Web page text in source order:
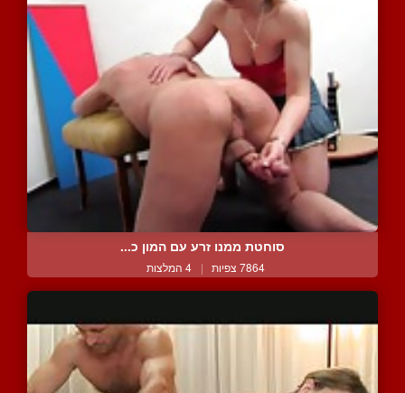
סוחטת ממנו זרע עם המון כ...
7864 צפיות | 4 המלצות